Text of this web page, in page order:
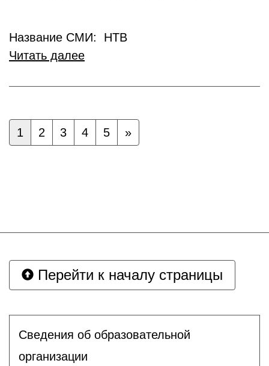
Название СМИ: НТВ
Читать далее
1 2 3 4 5 »
Перейти к началу страницы
Сведения об образовательной
организации